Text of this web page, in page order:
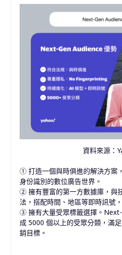
資料來源：
① 打造一個與時俱進的解決方案
身份識別的數位廣告世界。
② 擁有豐富的第一方數據庫，與
法，搭配時間、地區等即時訊號
③ 擁有大量受眾標籤選擇。
成 5000 個以上的受眾分類，滿
銷目標。